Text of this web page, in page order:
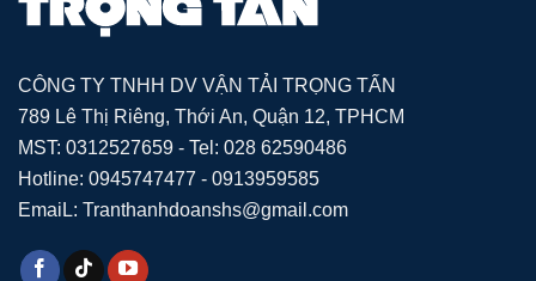
CÔNG TY TNHH DV VẬN TẢI TRỌNG TẤN
789 Lê Thị Riêng, Thới An, Quận 12, TPHCM
MST: 0312527659 - Tel: 028 62590486
Hotline: 0945747477 - 0913959585
EmaiL: Tranthanhdoanshs@gmail.com